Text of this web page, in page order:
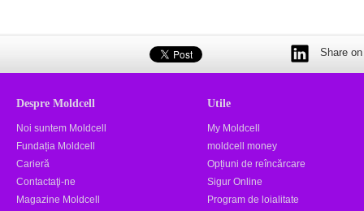
Share
Despre Moldcell
Noi suntem Moldcell
Fundația Moldcell
Carieră
Contactaţi-ne
Magazine Moldcell
Utile
My Moldcell
moldcell money
Opțiuni de reîncărcare
Sigur Online
Program de loialitate